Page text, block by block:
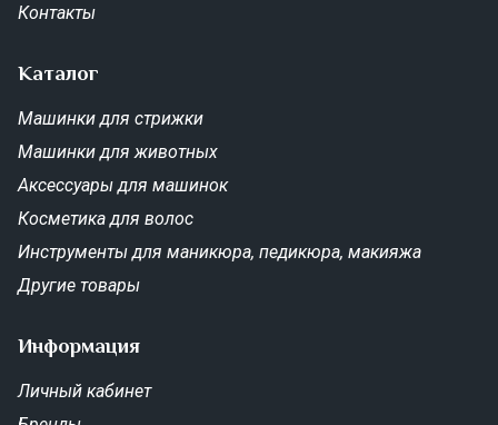
щипцы-выпрямители
Гарантия 12 месяцев.
Контакты
Каталог
Машинки для стрижки
Машинки для животных
Аксессуары для машинок
Косметика для волос
Инструменты для маникюра, педикюра, макияжа
Другие товары
Информация
Личный кабинет